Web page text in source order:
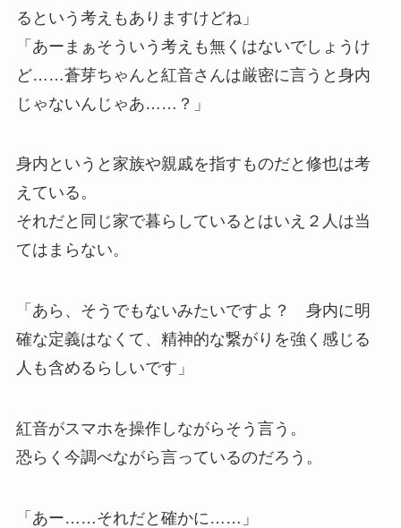
るという考えもありますけどね」
「あーまぁそういう考えも無くはないでしょうけ
ど……蒼芽ちゃんと紅音さんは厳密に言うと身内
じゃないんじゃあ……？」
身内というと家族や親戚を指すものだと修也は考
えている。
それだと同じ家で暮らしているとはいえ２人は当
てはまらない。
「あら、そうでもないみたいですよ？ 身内に明
確な定義はなくて、精神的な繋がりを強く感じる
人も含めるらしいです」
紅音がスマホを操作しながらそう言う。
恐らく今調べながら言っているのだろう。
「あー……それだと確かに……」